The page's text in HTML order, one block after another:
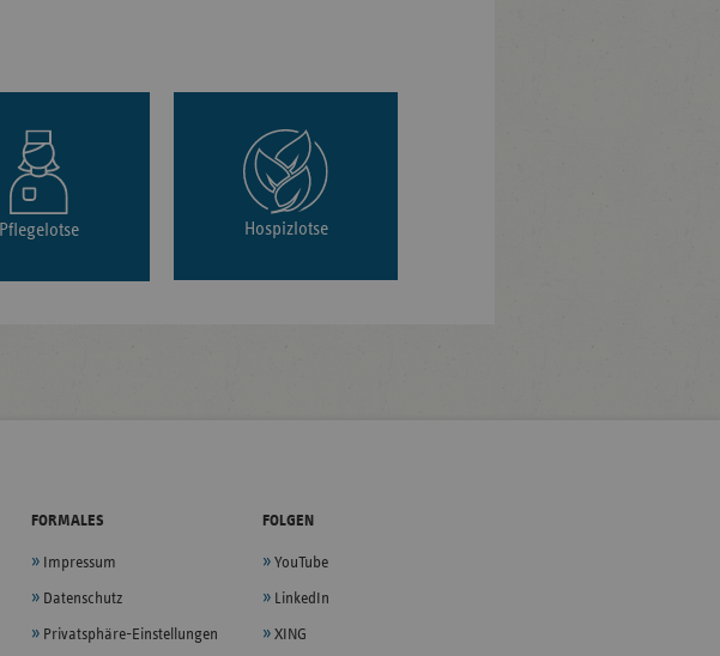
Pflegelotse Hospizlotse
FORMALES
Impressum
Datenschutz
Privatsphäre-Einstellungen
FOLGEN
YouTube
LinkedIn
XING